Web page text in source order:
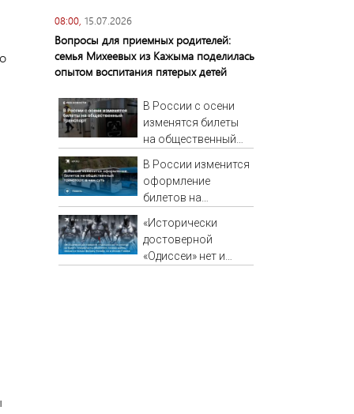
08:00, 15.07.2026
Вопросы для приемных родителей:
семья Михеевых из Кажыма поделилась
опытом воспитания пятерых детей
В России с осени
изменятся билеты
на общественный
В России изменится
оформление
билетов на
транспорт: в чем
суть
«Исторически
достоверной
«Одиссеи» нет и